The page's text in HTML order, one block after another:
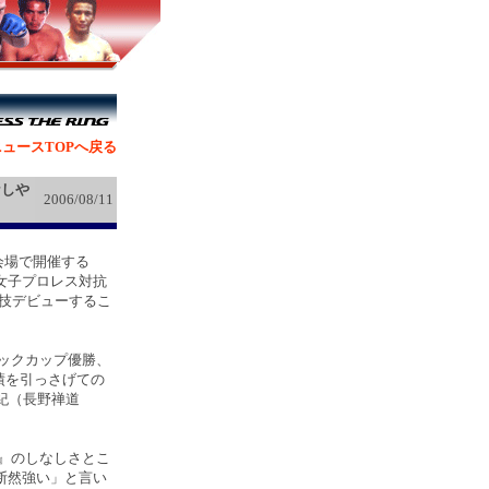
ースTOPへ戻る
や
2006/08/11
で開催する
子プロレス対抗
デビューするこ
カップ優勝、
引っさげての
（長野禅道
のしなしさとこ
然強い」と言い